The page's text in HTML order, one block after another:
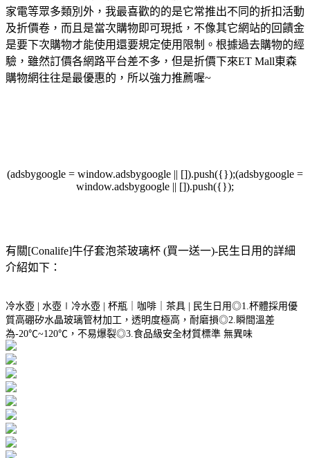
家電等眾多類別外，我最喜歡的的是它常推出不同的折扣活動
及折價卷，而且是當次購物即可現抵，不像其它網站的回饋金
是要下次購物才能使用還要規定使用限制。根據過去購物的經
驗，雖然訂價各網路平台差不多，但是折價下來ET Mall東森
購物網往往是最優惠的，所以強力推薦喔~
(adsbygoogle = window.adsbygoogle || []).push({});(adsbygoogle =
window.adsbygoogle || []).push({});
有關[Conalife]牛仔套泡茶玻璃杯 (買一送一)-民生日用的詳細
介紹如下：
冷水壺 | 水壺∣冷水壺 | 杯瓶｜咖啡｜茶具 | 民生日用◎1.杯體採用優
質高硼矽水晶玻璃管材加工，透明度極高，耐磨損◎2.瞬間溫差
為-20℃~120℃，不易爆裂◎3.食品級安全材質標準 無異味